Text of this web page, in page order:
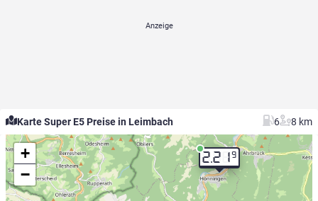
Karte Super E5 Preise in Leimbach 6 8 km
2.219
+
−